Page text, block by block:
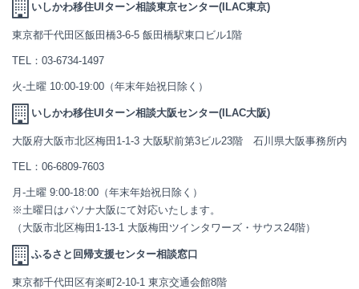
いしかわ移住UIターン相談東京センター(ILAC東京)
東京都千代田区飯田橋3-6-5 飯田橋駅東口ビル1階
TEL： 03-6734-1497
火-土曜 10:00-19:00（年末年始祝日除く）
いしかわ移住UIターン相談大阪センター(ILAC大阪)
大阪府大阪市北区梅田1-1-3 大阪駅前第3ビル23階 石川県大阪事務所内
TEL： 06-6809-7603
月-土曜 9:00-18:00（年末年始祝日除く）
※土曜日はパソナ大阪にて対応いたします。
（大阪市北区梅田1-13-1 大阪梅田ツインタワーズ・サウス24階）
ふるさと回帰支援センター相談窓口
東京都千代田区有楽町2-10-1 東京交通会館8階